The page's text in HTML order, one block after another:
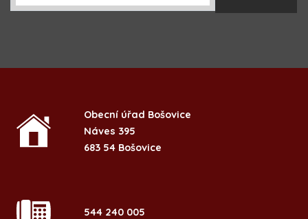
Obecní úřad Bošovice
Náves 395
683 54 Bošovice
544 240 005